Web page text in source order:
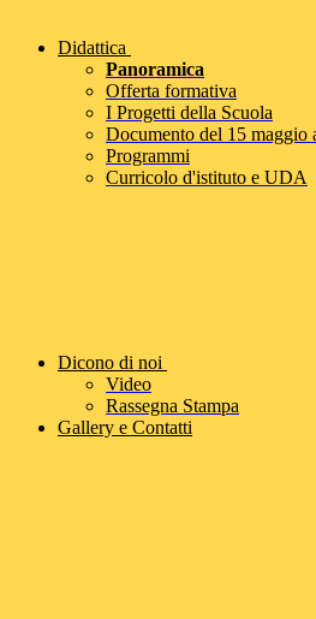
Didattica
Panoramica
Offerta formativa
I Progetti della Scuola
Documento del 15 maggio
Programmi
Curricolo d'istituto e UDA
Dicono di noi
Video
Rassegna Stampa
Gallery e Contatti